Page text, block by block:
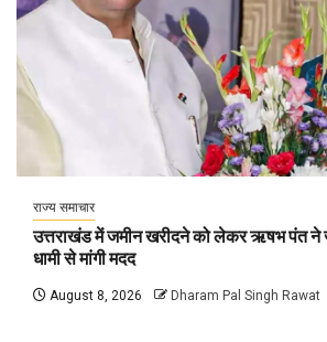
राज्य समाचार
उत्तराखंड में जमीन खरीदने को लेकर ऋषभ पंत ने
धामी से मांगी मदद
August 8, 2026 Dharam Pal Singh Rawat